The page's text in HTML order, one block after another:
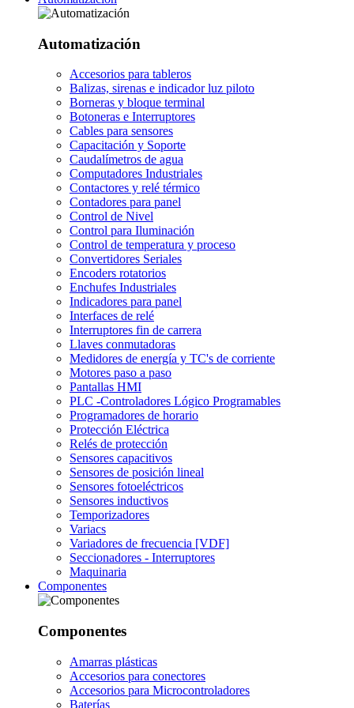
Automatización
Accesorios para tableros
Balizas, sirenas e indicador luz piloto
Borneras y bloque terminal
Botoneras e Interruptores
Cables para sensores
Capacitación y Soporte
Caudalímetros de agua
Computadores Industriales
Contactores y relé térmico
Contadores para panel
Control de Nivel
Control para Iluminación
Control de temperatura y proceso
Convertidores Seriales
Encoders rotatorios
Enchufes Industriales
Indicadores para panel
Interfaces de relé
Interruptores fin de carrera
Llaves conmutadoras
Medidores de energía y TC's de corriente
Motores paso a paso
Pantallas HMI
PLC -Controladores Lógico Programables
Programadores de horario
Protección Eléctrica
Relés de protección
Sensores capacitivos
Sensores de posición lineal
Sensores fotoeléctricos
Sensores inductivos
Temporizadores
Variacs
Variadores de frecuencia [VDF]
Seccionadores - Interruptores
Maquinaria
Componentes
Componentes
Amarras plásticas
Accesorios para conectores
Accesorios para Microcontroladores
Baterías